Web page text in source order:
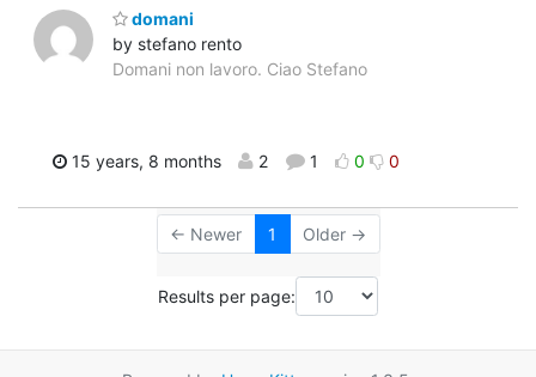
domani
by stefano rento
Domani non lavoro. Ciao Stefano
15 years, 8 months 2 1 0 0
← Newer 1 Older →
Results per page: